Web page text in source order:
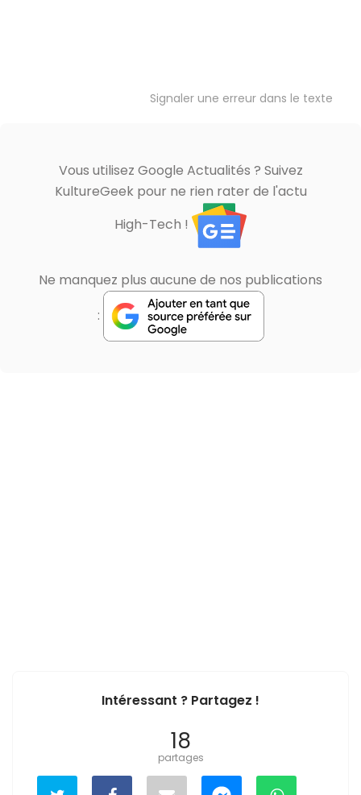
Signaler une erreur dans le texte
Vous utilisez Google Actualités ? Suivez
KultureGeek pour ne rien rater de l'actu
High-Tech !
Ne manquez plus aucune de nos publications
:
Intéressant ? Partagez !
18
partages